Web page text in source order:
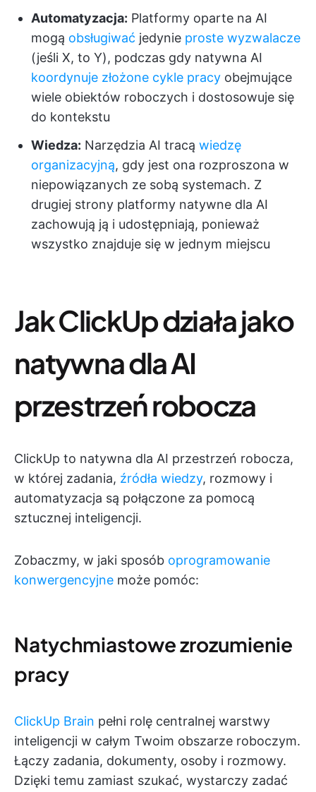
Automatyzacja: Platformy oparte na AI
mogą obsługiwać jedynie proste wyzwalacze
(jeśli X, to Y), podczas gdy natywna AI
koordynuje złożone cykle pracy obejmujące
wiele obiektów roboczych i dostosowuje się
do kontekstu
Wiedza: Narzędzia AI tracą wiedzę
organizacyjną, gdy jest ona rozproszona w
niepowiązanych ze sobą systemach. Z
drugiej strony platformy natywne dla AI
zachowują ją i udostępniają, ponieważ
wszystko znajduje się w jednym miejscu
Jak ClickUp działa jako
natywna dla AI
przestrzeń robocza
ClickUp to natywna dla AI przestrzeń robocza,
w której zadania, źródła wiedzy, rozmowy i
automatyzacja są połączone za pomocą
sztucznej inteligencji.
Zobaczmy, w jaki sposób oprogramowanie
konwergencyjne może pomóc:
Natychmiastowe zrozumienie
pracy
ClickUp Brain pełni rolę centralnej warstwy
inteligencji w całym Twoim obszarze roboczym.
Łączy zadania, dokumenty, osoby i rozmowy.
Dzięki temu zamiast szukać, wystarczy zadać